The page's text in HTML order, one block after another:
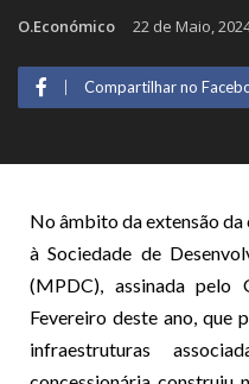
O.Económico 22 de Maio,
Compartilhar no
No âmbito da extensão
à Sociedade de
(MPDC), assinada pelo
Fevereiro deste ano, que
infraestruturas